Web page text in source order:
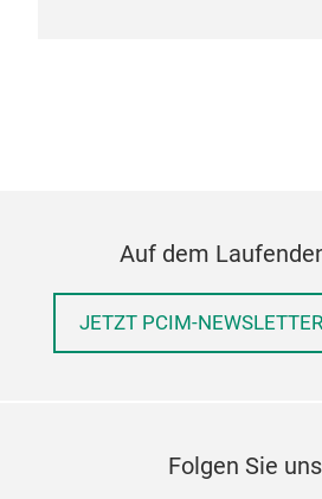
Auf dem
JETZT PCIM-
Folgen Sie